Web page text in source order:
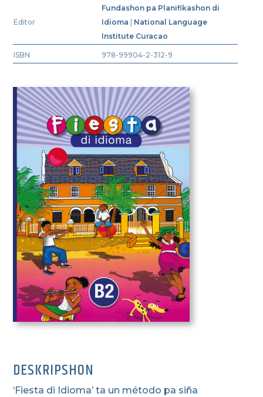
Editor
Fundashon pa Planifikashon di
Idioma
National Language
Institute Curacao
ISBN 978-99904-2-312-9
DESKRIPSHON
‘Fiesta di Idioma’ ta un método pa siña